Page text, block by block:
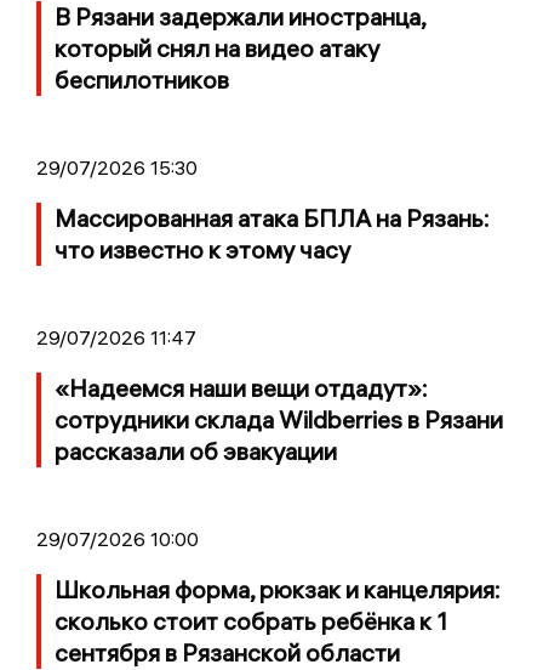
В Рязани задержали иностранца,
который снял на видео атаку
беспилотников
29/07/2026 15:30
Массированная атака БПЛА на Рязань:
что известно к этому часу
29/07/2026 11:47
«Надеемся наши вещи отдадут»:
сотрудники склада Wildberries в Рязани
рассказали об эвакуации
29/07/2026 10:00
Школьная форма, рюкзак и канцелярия:
сколько стоит собрать ребёнка к 1
сентября в Рязанской области